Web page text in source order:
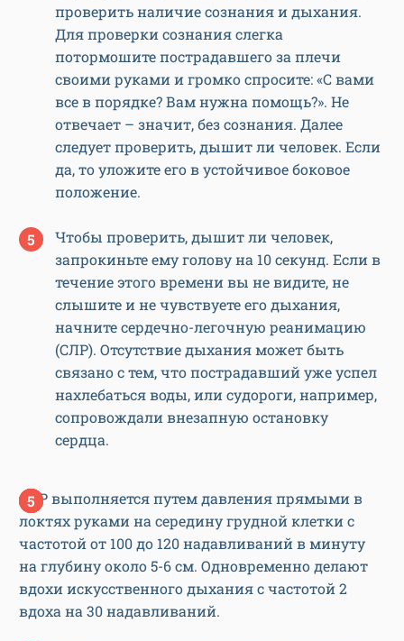
проверить наличие сознания и дыхания.
Для проверки сознания слегка
потормошите пострадавшего за плечи
своими руками и громко спросите: «С вами
все в порядке? Вам нужна помощь?». Не
отвечает – значит, без сознания. Далее
следует проверить, дышит ли человек. Если
да, то уложите его в устойчивое боковое
положение.
Чтобы проверить, дышит ли человек,
запрокиньте ему голову на 10 секунд. Если в
течение этого времени вы не видите, не
слышите и не чувствуете его дыхания,
начните сердечно-легочную реанимацию
(СЛР). Отсутствие дыхания может быть
связано с тем, что пострадавший уже успел
нахлебаться воды, или судороги, например,
сопровождали внезапную остановку
сердца.
СЛР выполняется путем давления прямыми в
локтях руками на середину грудной клетки с
частотой от 100 до 120 надавливаний в минуту
на глубину около 5-6 см. Одновременно делают
вдохи искусственного дыхания с частотой 2
вдоха на 30 надавливаний.